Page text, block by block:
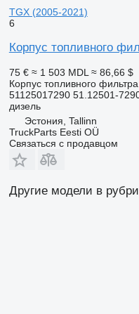
TGX (2005-2021)
6
Корпус топливного
75 € ≈ 1 503 MDL ≈ 86,66 $
Корпус топливного фильтра
51125017290 51.12501-
дизель
Эстония, Tallinn
TruckParts Eesti OÜ
Связаться с продавцом
Другие модели в